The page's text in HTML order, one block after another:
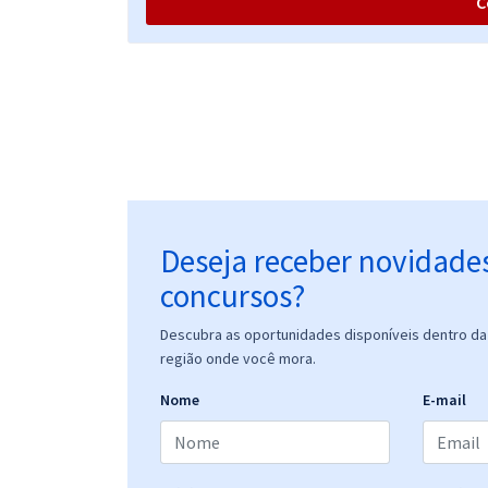
Específicos para Analista Portuário - Gestão
CDP - Companhia Docas do Pará - Conhecimentos
Específicos para Analista Portuário - Gestão de
Pessoas (Pós-Edital)
CDP - Companhia Docas do Pará - Conhecimentos
Básicos para Todos os Empregos Públicos (Pós-
Deseja receber
concursos?
Descubra as oportunidades disponíveis dentro
região onde você mora.
Nome E-mail